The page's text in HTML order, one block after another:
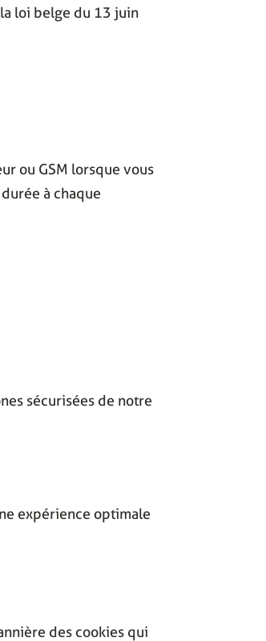
loi belge du 13 juin
ou GSM lorsque vous
à chaque
sécurisées de notre
expérience optimale
des cookies qui